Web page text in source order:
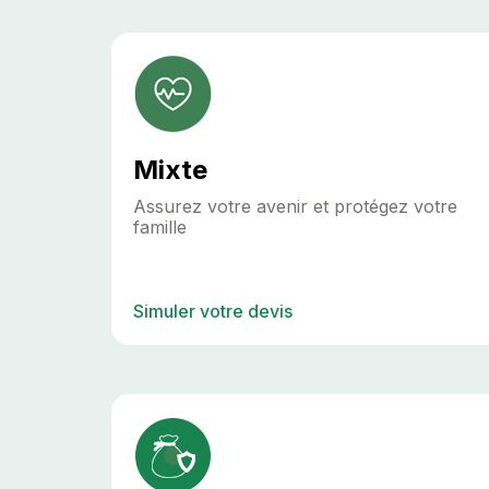
Mixte
Assurez votre avenir et protégez votre
famille
Simuler votre devis